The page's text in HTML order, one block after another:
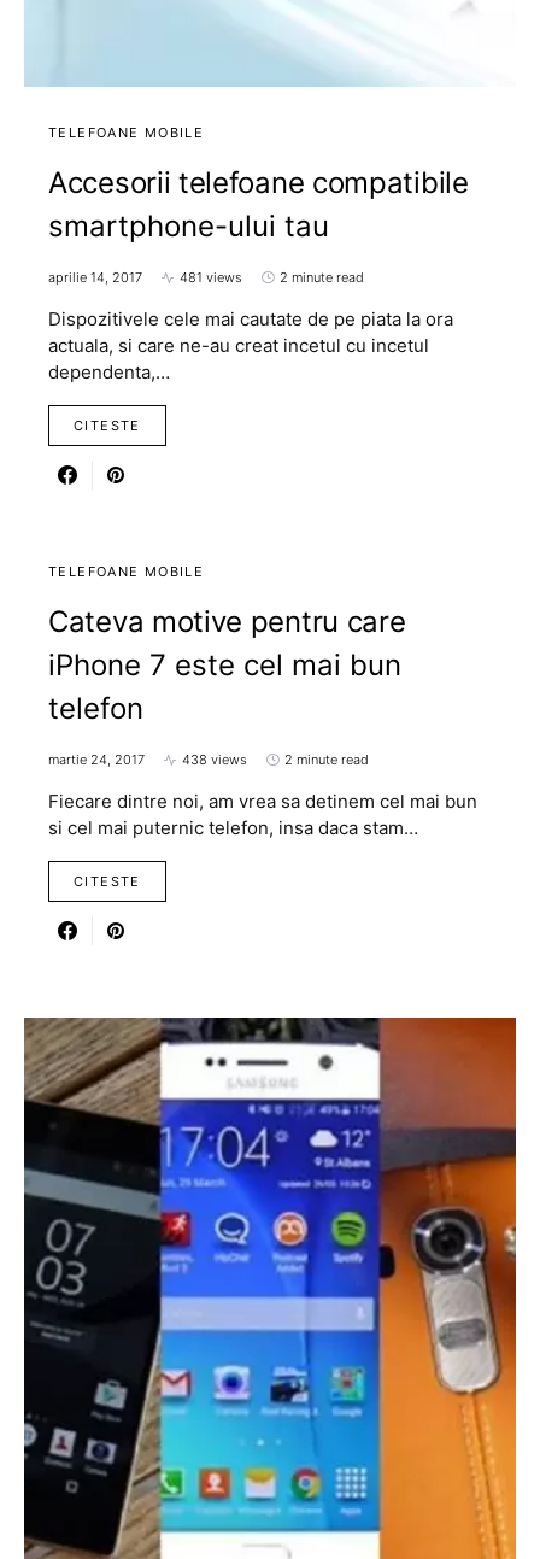
TELEFOANE MOBILE
Accesorii telefoane compatibile
smartphone-ului tau
aprilie 14, 2017 481 views 2 minute read
Dispozitivele cele mai cautate de pe piata la ora
actuala, si care ne-au creat incetul cu incetul
dependenta,…
CITESTE
TELEFOANE MOBILE
Cateva motive pentru care
iPhone 7 este cel mai bun
telefon
martie 24, 2017 438 views 2 minute read
Fiecare dintre noi, am vrea sa detinem cel mai bun
si cel mai puternic telefon, insa daca stam…
CITESTE